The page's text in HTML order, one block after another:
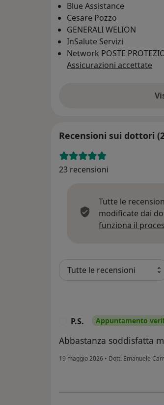
Blue Assistance
Cesare Pozzo
GENERALI WELION
InSalute Servizi
Network POSTE
Assicurazioni accettate
Recensioni sui dottori
23 recensioni
Tutte le
modificate dai
funziona il
P.S. Appuntamento
Abbastanza soddisfatta
19 maggio 2026 • Dott. Emanuele